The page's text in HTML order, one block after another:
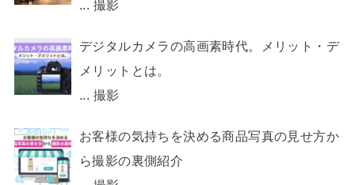
... 撮影
デジタルカメラの高画素時代。メリット・デ
メリットとは。
... 撮影
お客様の気持ちを決める商品写真の見せ方か
ら撮影の裏側紹介